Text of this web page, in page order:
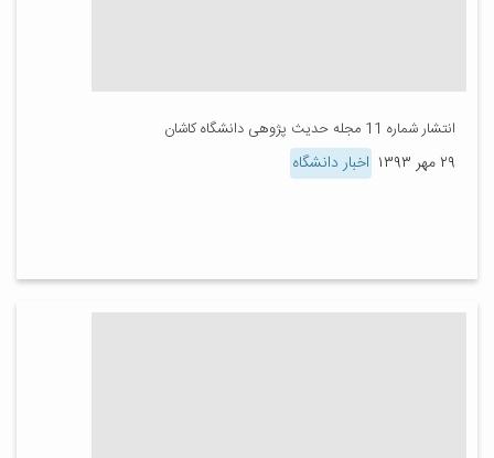
انتشار شماره 11 مجله حدیث پژوهی دانشگاه کاشان
۲۹ مهر ۱۳۹۳ اخبار دانشگاه